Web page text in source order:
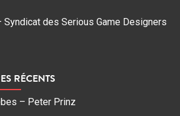
Syndicat des Serious Game Designers
RÉCENTS
– Peter Prinz